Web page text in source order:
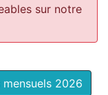
sur notre
2026